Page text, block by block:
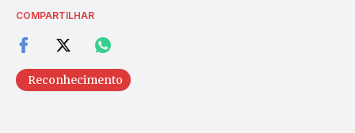
COMPARTILHAR
Reconhecimento